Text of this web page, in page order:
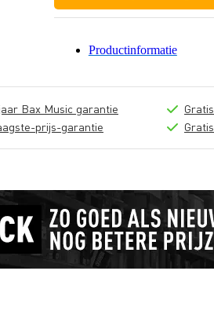
Productinformatie
Bax Music garantie
prijs-garantie